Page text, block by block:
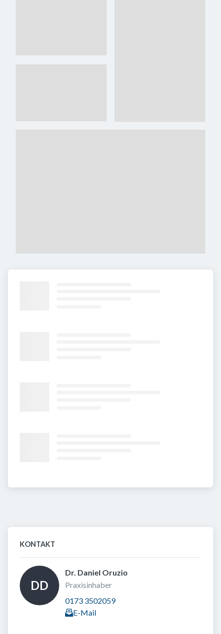
KONTAKT
DD
Dr. Daniel Oruzio
Praxisinhaber
0173 3502059
E-Mail